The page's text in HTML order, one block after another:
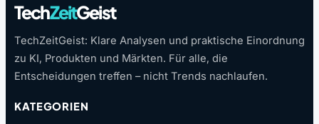
TechZeitGeist
TechZeitGeist: Klare Analysen und praktische Einordnung
zu KI, Produkten und Märkten. Für alle, die
Entscheidungen treffen – nicht Trends nachlaufen.
KATEGORIEN